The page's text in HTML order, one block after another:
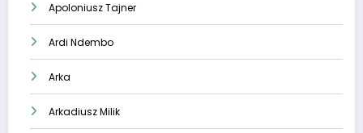
Apoloniusz Tajner
Ardi Ndembo
Arka
Arkadiusz Milik